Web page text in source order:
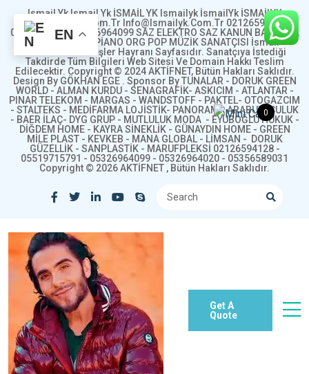
Ismail Yk Ismail Yk İSMAİL YK Ismailyk İsmailYk İSMAİLYK
Www.ismailyk.com.tr Info@ismailyk.com.tr 02126594128
05519715791 05326964099 SAZ ELEKTRO SAZ KANUN BAĞLAMA
YAYLI TANBUR PİANO ORG POP MÜZİK SANATÇISI İsmail
YurtSeven Kardeşler Hayranı Sayfasıdır. Sanatçıya İstediği
Takdirde Tüm Bilgileri Web Sitesi Ve Domain Hakkı Teslim
Edilecektir. Copyright © 2024 AKTİFNET, Bütün Hakları Saklıdır.
Design By GÖKHAN EGE . Sponsor By TUNALAR - DORUK GREEN
WORLD - ALMAN KURDU - SENAGRAFİK- ASKICIM - ATLANTAR -
PINAR TELEKOM - MARGAS - WANDSTOFF - PAKTEL- OTOGAZCIM
- STALTEKS - MEDİFARMA LOJİSTİK- PANORAMA ARABULUCULUK
- BAER İLAÇ- DYG GRUP - MUTLULUK MODA - EYÜBOĞLU HUKUK -
DİĞDEM HOME - KAYRA SİNEKLİK - GÜNAYDIN HOME - GREEN
MİLE PLAST - KEVKEB - MANA GLOBAL - LİMSAN - DORUK
GÜZELLİK - SANPLASTİK - MARUFPLEKSİ 02126594128 -
05519715791 - 05326964099 - 05326964020 - 05356589031
Copyright © 2026 AKTİFNET , Bütün Hakları Saklıdır.
Get A
Quote
EN
0